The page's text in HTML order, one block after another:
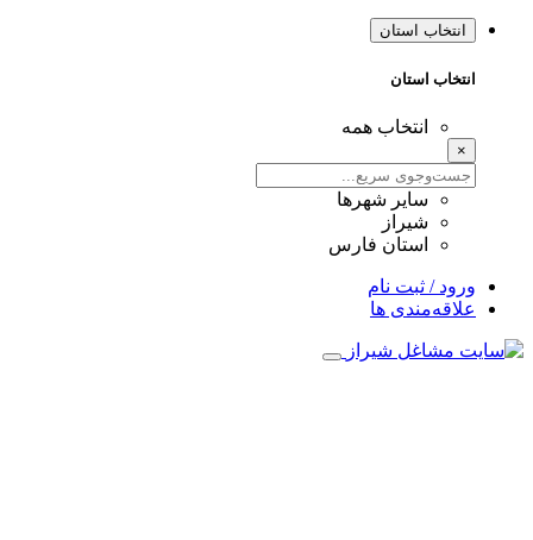
انتخاب استان
انتخاب استان
انتخاب همه
×
سایر شهرها
شیراز
استان فارس
ورود / ثبت نام
علاقه‌مندی ها